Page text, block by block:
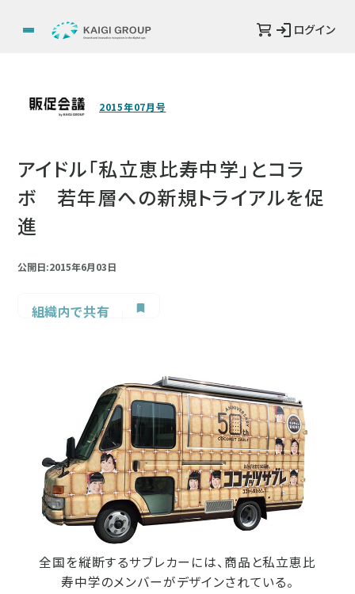
ログイン
2015年07月号
アイドル「私立恵比寿中学」とコラ
ボ 若年層への新規トライアルを促
進
公開日:2015年6月03日
組織内で共有
全国を縦断するサブレカーには、商品と私立恵比
寿中学のメンバーがデザインされている。